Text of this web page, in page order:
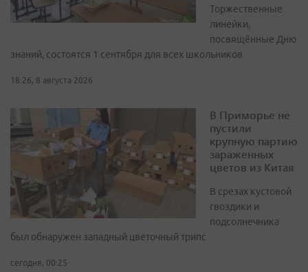
Торжественные
линейки,
посвящённые Дню
знаний, состоятся 1 сентября для всех школьников
18:26, 8 августа 2026
В Приморье не
пустили
крупную партию
зараженных
цветов из Китая
В срезах кустовой
гвоздики и
подсолнечника
был обнаружен западный цветочный трипс
сегодня, 00:25